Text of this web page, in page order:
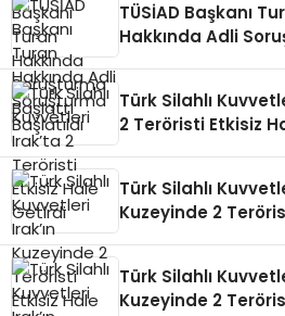
TÜSİAD Başkanı
Hakkında Adli
Türk Silahlı
2 Teröristi Etkisiz
Türk Silahlı
Kuzeyinde 2
Türk Silahlı
Kuzeyinde 2